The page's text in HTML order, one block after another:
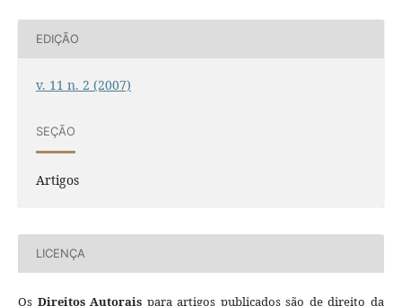
EDIÇÃO
v. 11 n. 2 (2007)
SEÇÃO
Artigos
LICENÇA
Os Direitos Autorais para artigos publicados são de direito da